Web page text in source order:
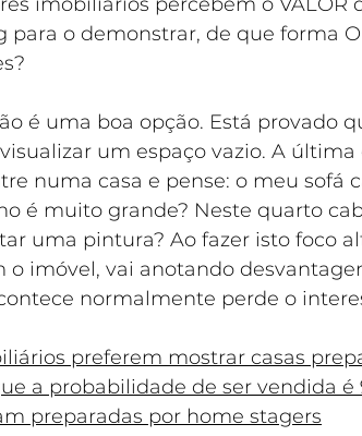
o demonstrar, de que forma
é uma boa opção. Está provado
um espaço vazio. A última
numa casa e pense: o meu sofá
é muito grande? Neste quarto
uma pintura? Ao fazer isto foco
imóvel, vai anotando
normalmente perde o
preferem mostrar casas
a probabilidade de ser vendida é
preparadas por home stagers